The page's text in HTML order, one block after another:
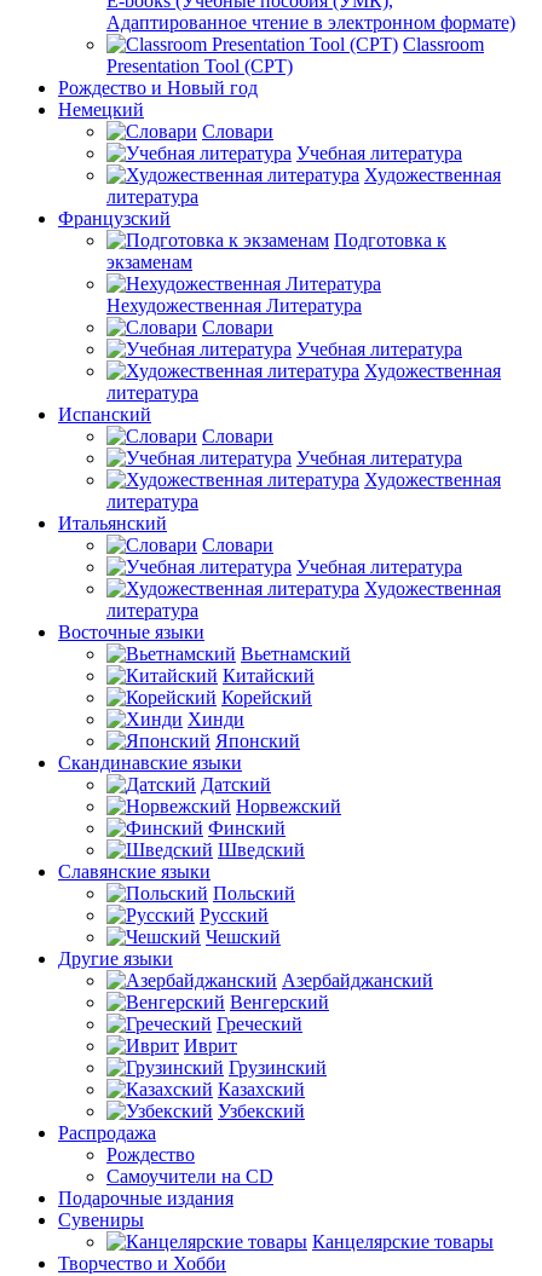
Адаптированное чтение в электронном формате)
Classroom
Presentation Tool (CPT)
Рождество и Новый год
Немецкий
Словари
Учебная литература
Художественная
литература
Французский
Подготовка к
экзаменам
Нехудожественная Литература
Словари
Учебная литература
Художественная
литература
Испанский
Словари
Учебная литература
Художественная
литература
Итальянский
Словари
Учебная литература
Художественная
литература
Восточные языки
Вьетнамский
Китайский
Корейский
Хинди
Японский
Скандинавские языки
Датский
Норвежский
Финский
Шведский
Славянские языки
Польский
Русский
Чешский
Другие языки
Азербайджанский
Венгерский
Греческий
Иврит
Грузинский
Казахский
Узбекский
Распродажа
Рождество
Самоучители на CD
Подарочные издания
Сувениры
Канцелярские товары
Творчество и Хобби